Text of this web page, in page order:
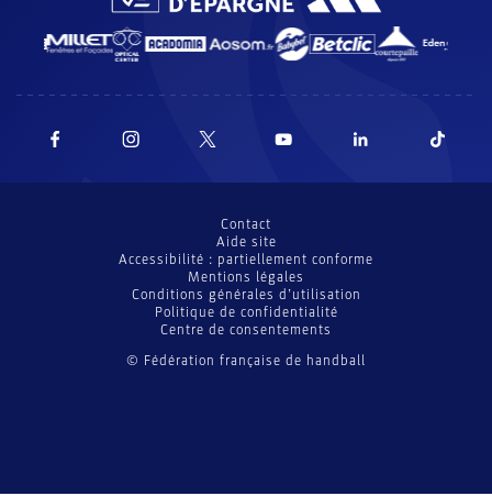
© Fédération française de handball
Contact
Aide site
Accessibilité : partiellement conforme
Mentions légales
Conditions générales d’utilisation
Politique de confidentialité
Centre de consentements